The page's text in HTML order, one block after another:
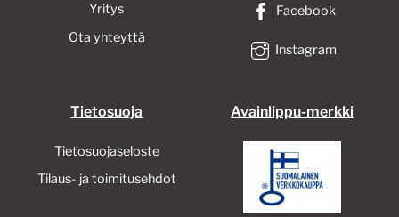
Yritys
Ota yhteyttä
Facebook
Instagram
Tietosuoja
Tietosuojaseloste
Tilaus- ja toimitusehdot
Avainlippu-merkki